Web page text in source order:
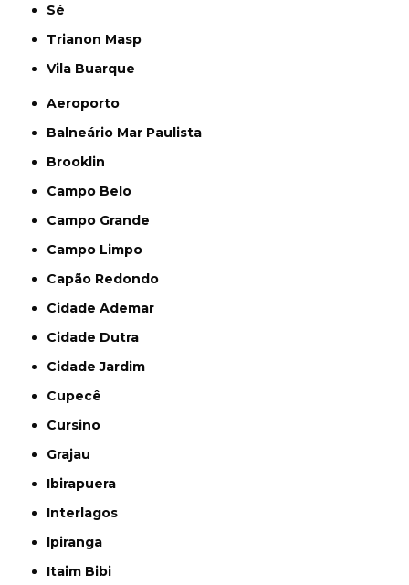
Sé
Trianon Masp
Vila Buarque
Aeroporto
Balneário Mar Paulista
Brooklin
Campo Belo
Campo Grande
Campo Limpo
Capão Redondo
Cidade Ademar
Cidade Dutra
Cidade Jardim
Cupecê
Cursino
Grajau
Ibirapuera
Interlagos
Ipiranga
Itaim Bibi